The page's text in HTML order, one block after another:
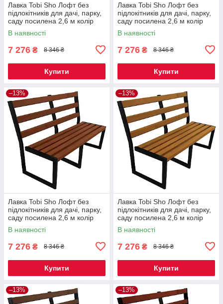
Лавка Tobi Sho Лофт без
підлокітників для дачі, парку,
саду посилена 2,6 м колір
каштан
В наявності
7 276 ₴ 8 346 ₴
Купити
Лавка Tobi Sho Лофт без
підлокітників для дачі, парку,
саду посилена 2,6 м колір
черешня
В наявності
7 276 ₴ 8 346 ₴
Купити
–13%
Лавка Tobi Sho Лофт без
підлокітників для дачі, парку,
саду посилена 2,6 м колір
макасар
В наявності
7 276 ₴ 8 346 ₴
Купити
–13%
Лавка Tobi Sho Лофт без
підлокітників для дачі, парку,
саду посилена 2,6 м колір
дуб
В наявності
7 276 ₴ 8 346 ₴
Купити
–13% –13%